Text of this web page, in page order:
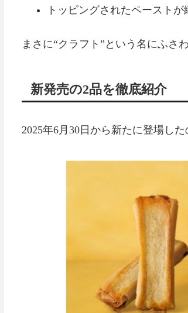
トッピングされたペースト
まさに“クラフト”という名にふさ
新発売の2品を徹底紹介
2025年6月30日から新たに登場した